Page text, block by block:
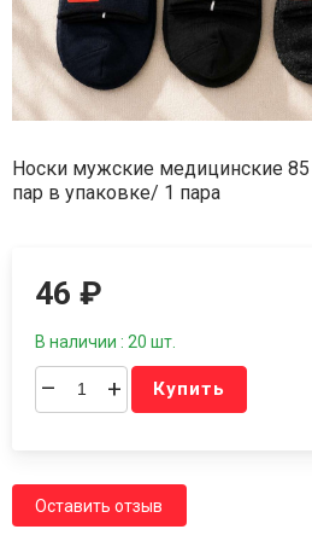
Носки мужские медицинские 85
пар в упаковке/ 1 пара
46₽
В наличии : 20 шт.
– + Купить
Оставить отзыв